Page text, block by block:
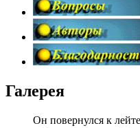
Галерея
Он повернулся к